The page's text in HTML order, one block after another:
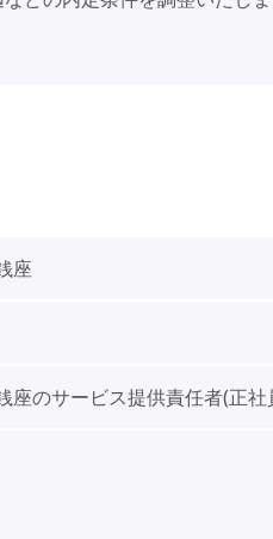
座
のサービス提供責任者(正社